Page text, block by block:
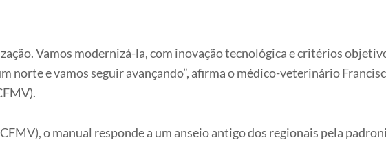
Vamos modernizá-la, com inovação tecnológica e critérios
norte e vamos seguir avançando”, afirma o médico-veterinário
o manual responde a um anseio antigo dos regionais pela